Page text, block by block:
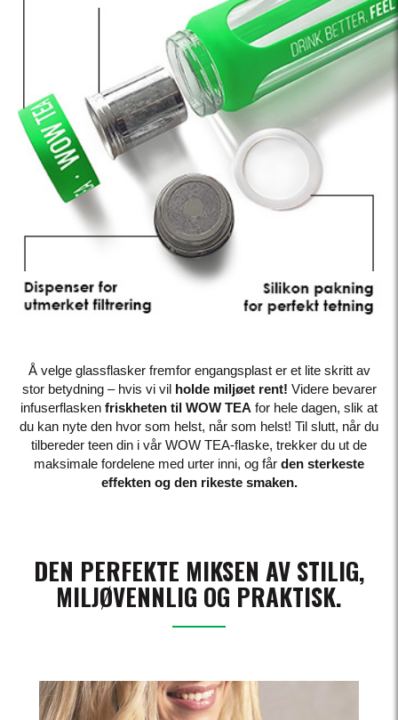
Å velge glassflasker fremfor engangsplast er et lite skritt av
stor betydning – hvis vi vil holde miljøet rent! Videre bevarer
infuserflasken friskheten til WOW TEA for hele dagen, slik at
du kan nyte den hvor som helst, når som helst! Til slutt, når du
tilbereder teen din i vår WOW TEA-flaske, trekker du ut de
maksimale fordelene med urter inni, og får den sterkeste
effekten og den rikeste smaken.
DEN PERFEKTE MIKSEN AV STILIG,
MILJØVENNLIG OG PRAKTISK.